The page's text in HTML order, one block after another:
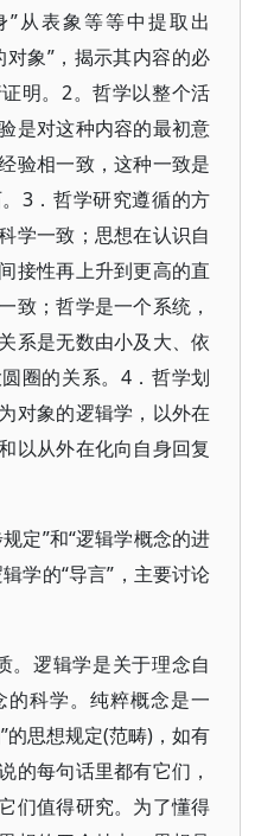
从表象等等中提取出
象”，揭示其内容的必
明。2。哲学以整个活
是对这种内容的最初意
验相一致，这种一致是
3．哲学研究遵循的方
学一致；思想在认识自
接性再上升到更高的直
致；哲学是一个系统，
系是无数由小及大、依
圈的关系。4．哲学划
对象的逻辑学，以外在
以从外在化向自身回复
定”和“逻辑学概念的进
学的“导言”，主要讨论
。逻辑学是关于理念自
科学。纯粹概念是一
的思想规定(范畴)，如有
的每句话里都有它们，
们值得研究。为了懂得